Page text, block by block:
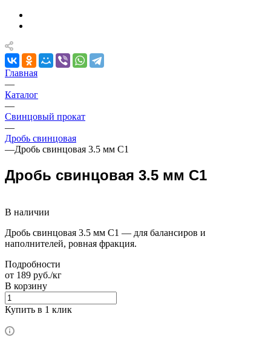
Главная
—
Каталог
—
Свинцовый прокат
—
Дробь свинцовая
—Дробь свинцовая 3.5 мм С1
Дробь свинцовая 3.5 мм С1
В наличии
Дробь свинцовая 3.5 мм С1 — для балансиров и
наполнителей, ровная фракция.
Подробности
от 189 руб./кг
В корзину
Купить в 1 клик